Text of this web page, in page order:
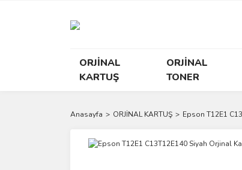
ORJİNAL
KARTUŞ
ORJİNAL
TONER
Anasayfa ORJİNAL KARTUŞ Epson T12E1